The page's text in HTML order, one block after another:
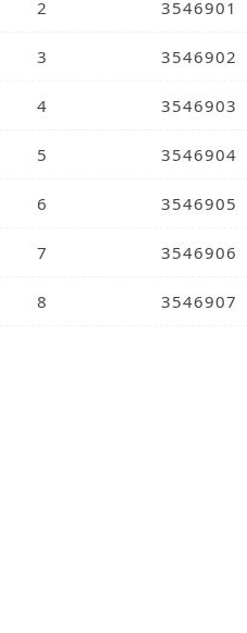
2 3546901
3 3546902
4 3546903
5 3546904
6 3546905
7 3546906
8 3546907